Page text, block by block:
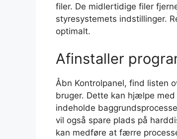
filer. De midlertidige filer
styresystemets indstillinger.
optimalt.
Afinstaller
Åbn Kontrolpanel, find listen
bruger. Dette kan hjælpe
indeholde
vil også spare plads på
kan medføre at færre